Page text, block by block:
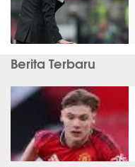
Berita Terbaru